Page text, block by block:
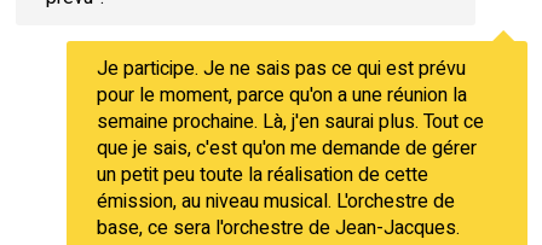
Je participe. Je ne sais pas ce qui est prévu
pour le moment, parce qu'on a une réunion la
semaine prochaine. Là, j'en saurai plus. Tout ce
que je sais, c'est qu'on me demande de gérer
un petit peu toute la réalisation de cette
émission, au niveau musical. L'orchestre de
base, ce sera l'orchestre de Jean-Jacques.